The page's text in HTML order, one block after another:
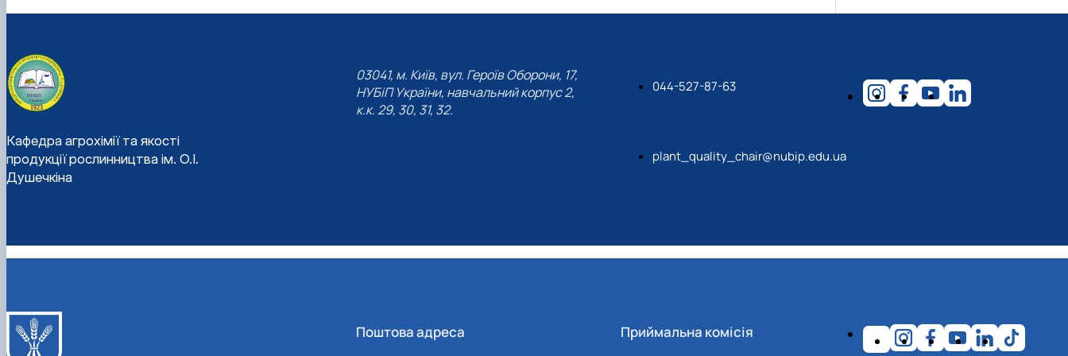
Кафедра агрохімії та якості
продукції рослинництва ім. О.І.
Душечкіна
03041, м. Київ, вул. Героїв Оборони, 17,
НУБіП України, навчальний корпус 2,
к.к. 29, 30, 31, 32.
044-527-87-63
plant_quality_chair@nubip.edu.ua
Поштова адреса Приймальна комісія